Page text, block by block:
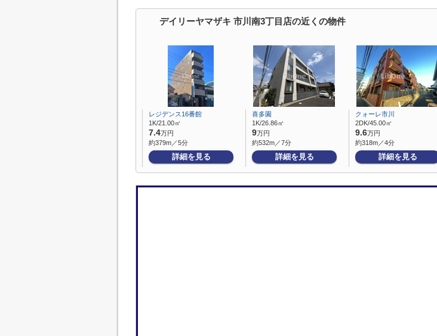
デイリーヤマザキ 市川南3丁目店の近くの物件
レジデンス16番館
1K/21.00㎡
7.4万円
約379m／5分
詳細を見る
喜多園
1K/26.86㎡
9万円
約532m／7分
詳細を見る
クォーレ市川
2DK/45.00㎡
9.6万円
約318m／4分
詳細を見る